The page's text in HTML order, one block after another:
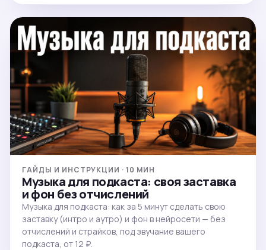
ГАЙДЫ И ИНСТРУКЦИИ · 10 МИН
Музыка для подкаста: своя заставка
и фон без отчислений
Музыка для подкаста: как за 5 минут сделать свою
заставку (интро и аутро) и фон в нейросети — без
отчислений и страйков, под звучание вашего
подкаста, от 12 ₽.